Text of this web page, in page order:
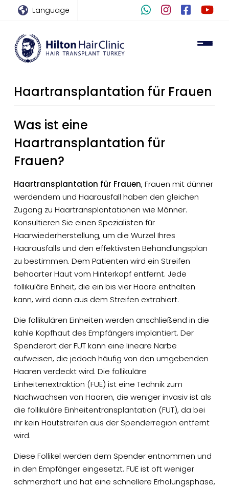
Language
Haartransplantation für Frauen
Was ist eine
Haartransplantation für
Frauen?
Haartransplantation für Frauen, Frauen mit dünner
werdendem und Haarausfall haben den gleichen
Zugang zu Haartransplantationen wie Männer.
Konsultieren Sie einen Spezialisten für
Haarwiederherstellung, um die Wurzel Ihres
Haarausfalls und den effektivsten Behandlungsplan
zu bestimmen. Dem Patienten wird ein Streifen
behaarter Haut vom Hinterkopf entfernt. Jede
follikuläre Einheit, die ein bis vier Haare enthalten
kann, wird dann aus dem Streifen extrahiert.
Die follikulären Einheiten werden anschließend in die
kahle Kopfhaut des Empfängers implantiert. Der
Spenderort der FUT kann eine lineare Narbe
aufweisen, die jedoch häufig von den umgebenden
Haaren verdeckt wird. Die follikuläre
Einheitenextraktion (FUE) ist eine Technik zum
Nachwachsen von Haaren, die weniger invasiv ist als
die follikuläre Einheitentransplantation (FUT), da bei
ihr kein Hautstreifen aus der Spenderregion entfernt
wird.
Diese Follikel werden dem Spender entnommen und
in den Empfänger eingesetzt. FUE ist oft weniger
schmerzhaft und hat eine schnellere Erholungsphase,